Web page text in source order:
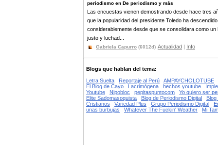
periodismo en De periodismo y más
Las encuestas vienen demostrando desde hace tres
que la popularidad del presidente Toledo ha descendido
considerablemente desde que se consolidara como un
justo y luchad...
Gabriela Capurro (6012d) Actualidad | Info
Blogs que hablan del tema:
Letra Suelta
Reportaje al Perú
AMPAYCHOLOTUBE
El Blog de Cayo
Lacrimógena hechos youtube
Youtube
Nipobloc pepitaspuntocom
Yo quiero ser
Elite Sadomasoquista
Blog de Periodismo Digital
Cristianos
Variedad Plus Grupo Periodismo Digital
unas burbujas
Whatever The Fuckin' Weather Mi